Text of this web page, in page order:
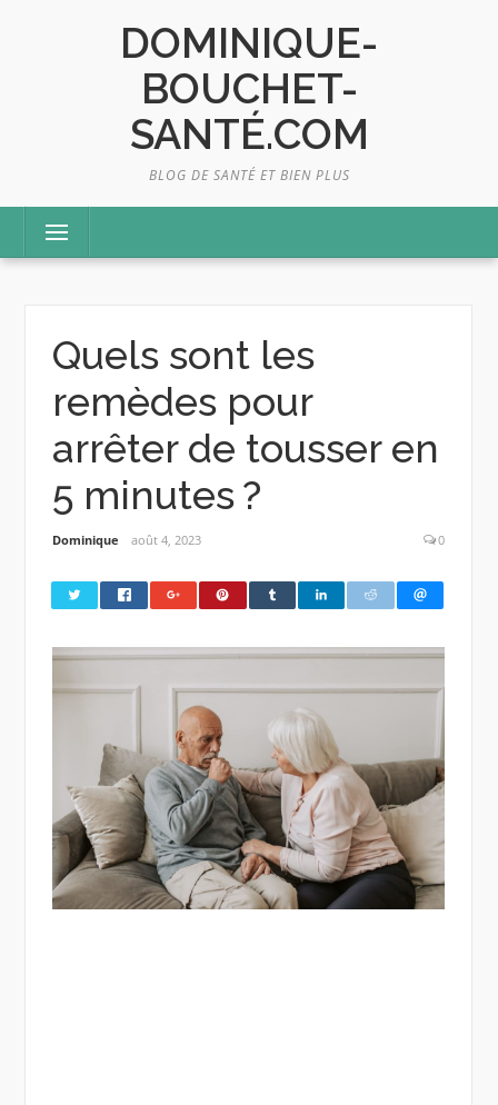
DOMINIQUE-
BOUCHET-
SANTÉ.COM
BLOG DE SANTÉ ET BIEN PLUS
Menu
Quels sont les
remèdes pour
arrêter de tousser en
5 minutes ?
Dominique août 4, 2023 0